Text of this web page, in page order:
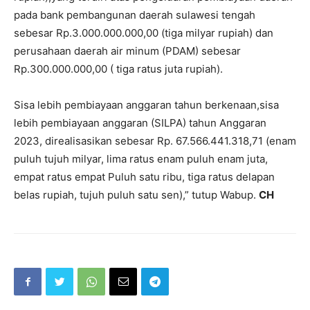
pada bank pembangunan daerah sulawesi tengah
sebesar Rp.3.000.000.000,00 (tiga milyar rupiah) dan
perusahaan daerah air minum (PDAM) sebesar
Rp.300.000.000,00 ( tiga ratus juta rupiah).
Sisa lebih pembiayaan anggaran tahun berkenaan,sisa
lebih pembiayaan anggaran (SILPA) tahun Anggaran
2023, direalisasikan sebesar Rp. 67.566.441.318,71 (enam
puluh tujuh milyar, lima ratus enam puluh enam juta,
empat ratus empat Puluh satu ribu, tiga ratus delapan
belas rupiah, tujuh puluh satu sen),” tutup Wabup. CH